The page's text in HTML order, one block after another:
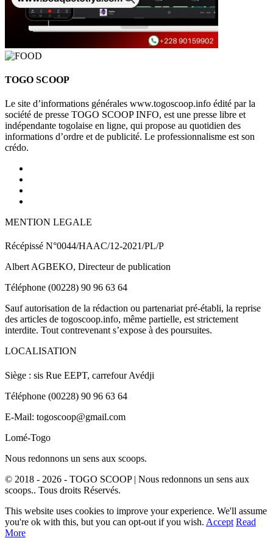
TOGO SCOOP
Le site d’informations générales www.togoscoop.info édité par la
société de presse TOGO SCOOP INFO, est une presse libre et
indépendante togolaise en ligne, qui propose au quotidien des
informations d’ordre et de publicité. Le professionnalisme est son
crédo.
MENTION LEGALE
Récépissé N°0044/HAAC/12-2021/PL/P
Albert AGBEKO, Directeur de publication
Téléphone (00228) 90 96 63 64
Sauf autorisation de la rédaction ou partenariat pré-établi, la reprise
des articles de togoscoop.info, même partielle, est strictement
interdite. Tout contrevenant s’expose à des poursuites.
LOCALISATION
Siège : sis Rue EEPT, carrefour Avédji
Téléphone (00228) 90 96 63 64
E-Mail: togoscoop@gmail.com
Lomé-Togo
Nous redonnons un sens aux scoops.
© 2018 - 2026 - TOGO SCOOP | Nous redonnons un sens aux
scoops.. Tous droits Réservés.
This website uses cookies to improve your experience. We'll assume
you're ok with this, but you can opt-out if you wish. Accept Read
More